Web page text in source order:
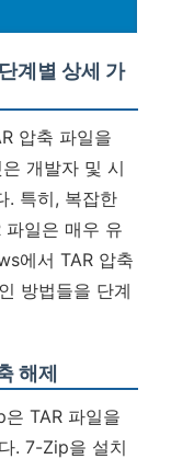
계별 상세 가
압축 파일을
개발자 및 시
. 특히, 복잡한
파일은 매우 유
에서 TAR 압축
방법들을 단계
해제
TAR 파일을
. 7-Zip을 설치